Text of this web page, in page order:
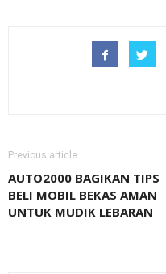
Previous article
AUTO2000 BAGIKAN TIPS
BELI MOBIL BEKAS AMAN
UNTUK MUDIK LEBARAN